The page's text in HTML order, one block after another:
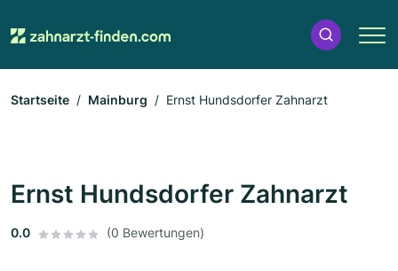
Startseite Mainburg Ernst Hundsdorfer Zahnarzt
Ernst Hundsdorfer Zahnarzt
0.0 (0 Bewertungen)